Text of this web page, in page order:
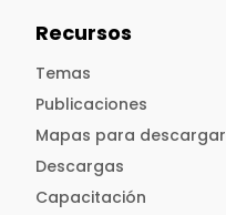
Recursos
Temas
Publicaciones
Mapas para descargar
Descargas
Capacitación